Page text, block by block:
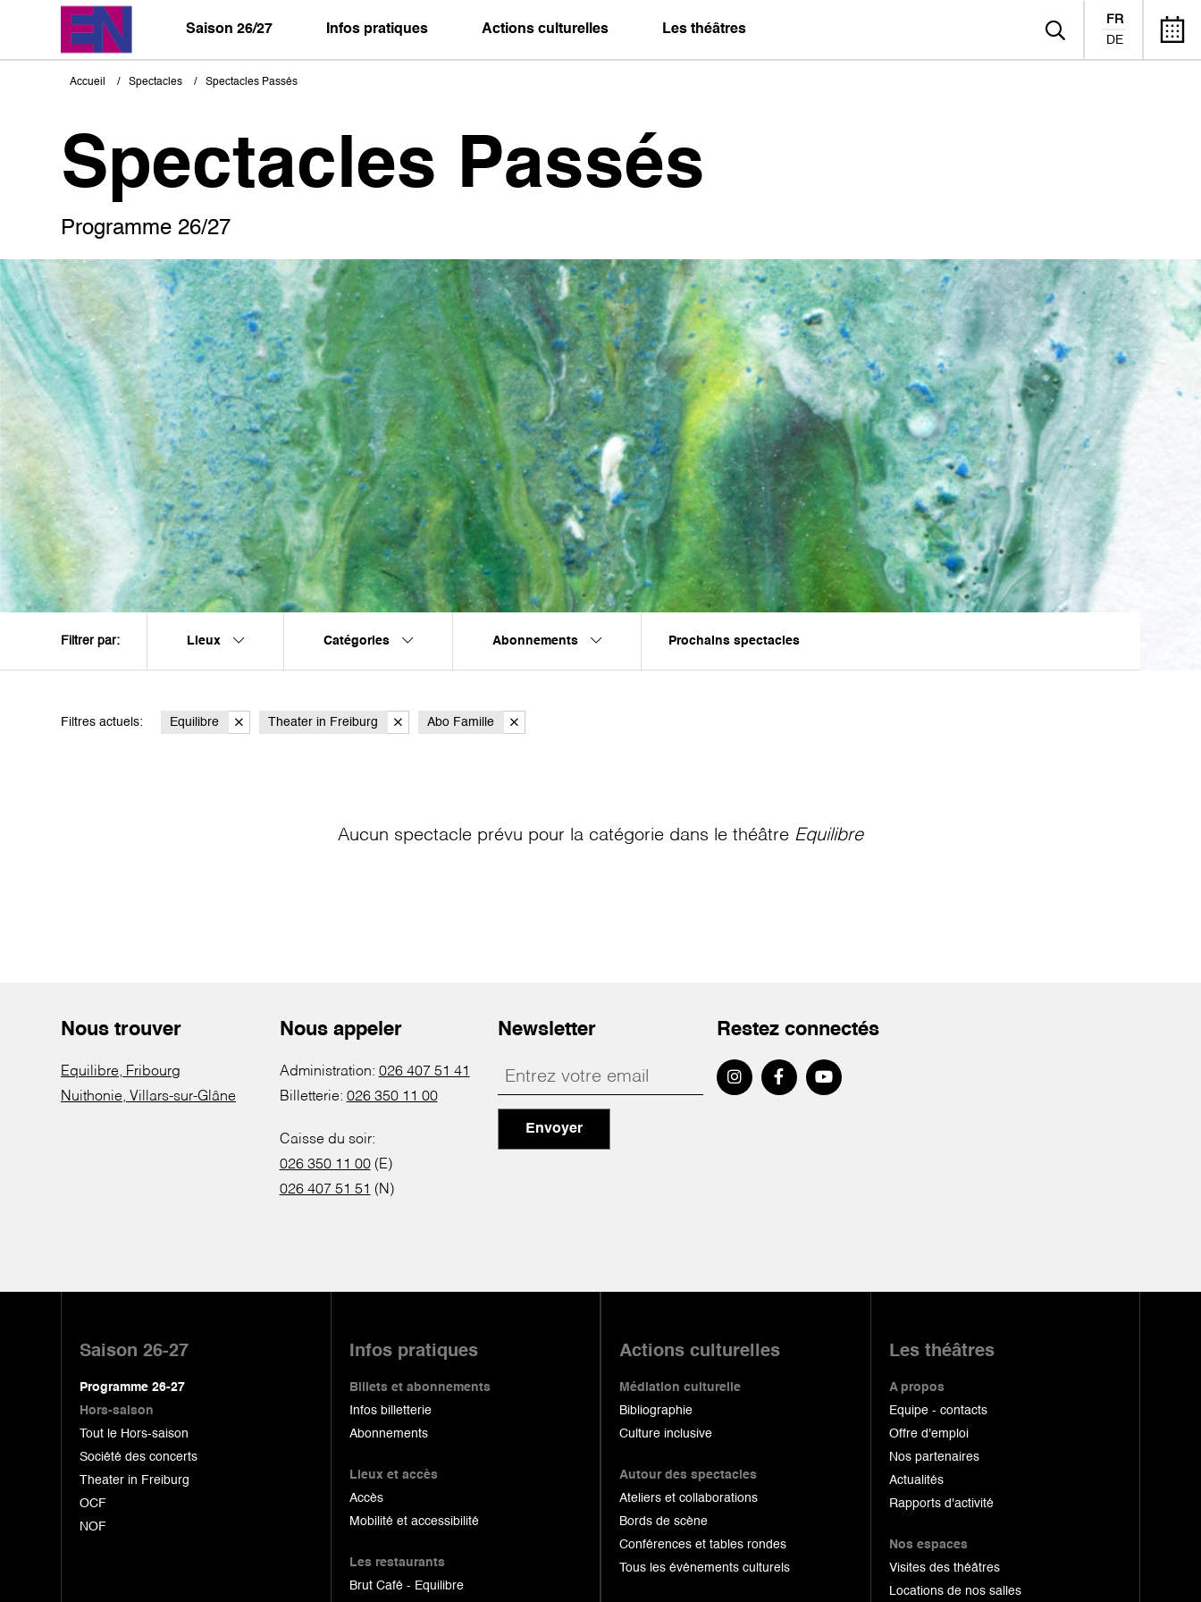
Saison 26/27 Infos pratiques Actions culturelles Les théâtres
FR
DE
Fil
Accueil Spectacles Spectacles Passés
Spectacles Passés
Programme 26/27
Filtrer par: Lieux Catégories Abonnements Prochains spectacles
Filtres actuels: Equilibre Theater in Freiburg Abo Famille
Aucun spectacle prévu pour la catégorie dans le théâtre Equilibre
Nous trouver
Equilibre, Fribourg
Nuithonie, Villars-sur-Glâne
Nous appeler
Administration: 026 407 51 41
Billetterie: 026 350 11 00
Caisse du soir:
026 350 11 00(E)
026 407 51 51 (N)
Newsletter
Envoyer
Restez connectés
Saison 26-27
Programme 26-27
Hors-saison
Tout le Hors-saison
Société des concerts
Theater in Freiburg
OCF
NOF
Infos pratiques
Billets et abonnements
Infos billetterie
Abonnements
Lieux et accès
Accès
Mobilité et accessibilité
Les restaurants
Brut Café - Equilibre
Actions culturelles
Médiation culturelle
Bibliographie
Culture inclusive
Autour des spectacles
Ateliers et collaborations
Bords de scène
Conférences et tables rondes
Tous les événements culturels
Les théâtres
A propos
Equipe - contacts
Offre d'emploi
Nos partenaires
Actualités
Rapports d'activité
Nos espaces
Visites des théâtres
Locations de nos salles